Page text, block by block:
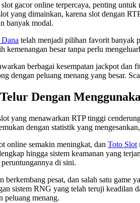
gacor online terpercaya, penting
yang dimainkan, karena slot dengan
banyak modal.
telah menjadi pilihan favorit banyak
kemenangan besar tanpa perlu
berbagai kesempatan jackpot dan
dengan peluang menang yang besar.
Dengan
yang menawarkan RTP tinggi
dengan statistik yang
online semakin meningkat, dan Toto Slot
hingga sistem keamanan yang
di sini.
berkembang pesat, dan salah satu game
sistem RNG yang telah teruji keadilan
peluang menang.